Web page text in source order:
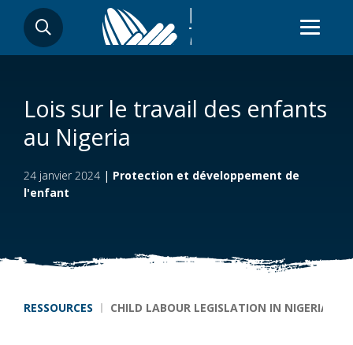
contenu
RECHERCHER
Lois sur le travail des enfants
au Nigeria
24 janvier 2024 | Protection et développement de
l'enfant
Fil d'Ariane
RESSOURCES CHILD LABOUR LEGISLATION IN NIGERIA